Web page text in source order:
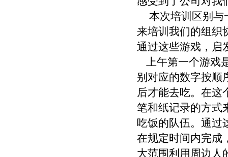
本次培训区别与
来培训我们的组织
通过这些游戏，启
上午第一个游戏
别对应的数字按顺
后才能去吃。在这
笔和纸记录的方式
吃饭的队伍。通过
在规定时间内完成
大范围利用周边人